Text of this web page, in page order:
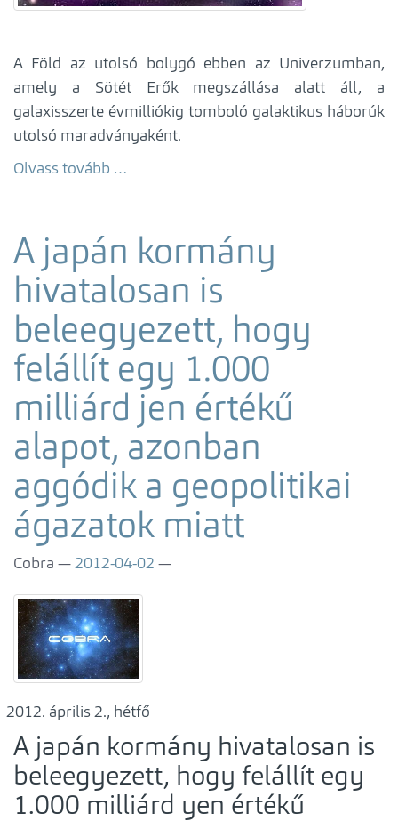
A Föld az utolsó bolygó ebben az Univerzumban,
amely a Sötét Erők megszállása alatt áll, a
galaxisszerte évmilliókig tomboló galaktikus háborúk
utolsó maradványaként.
Olvass tovább …
A japán kormány
hivatalosan is
beleegyezett, hogy
felállít egy 1.000
milliárd jen értékű
alapot, azonban
aggódik a geopolitikai
ágazatok miatt
Cobra 2012-04-02
április 2., hétfő
A japán kormány hivatalosan is
beleegyezett, hogy felállít egy
1.000 milliárd yen értékű